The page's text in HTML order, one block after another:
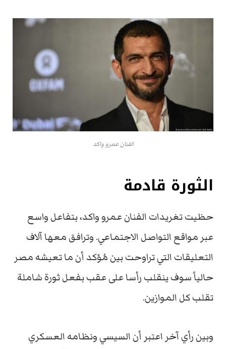
الفنان عمرو واكد
الثورة قادمة
حظيت تغريدات الفنان عمرو واكد، بتفاعل واسع
عبر مواقع التواصل الاجتماعي. وترافق معها آلاف
التعليقات التي تراوحت بين مُؤكد أن ما تعيشه مصر
حالياً سوف ينقلب رأسا على عقب بفعل ثورة شاملة
تقلب كل الموازين.
وبين رأي آخر اعتبر أن السيسي ونظامه العسكري